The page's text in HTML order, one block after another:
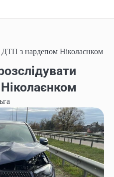
ДТП з нардепом Ніколаєнком